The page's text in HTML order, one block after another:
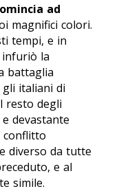
ad
magnifici colori.
tempi, e in
la
battaglia
italiani di
resto degli
devastante
conflitto
diverso da tutte
e al
simile.